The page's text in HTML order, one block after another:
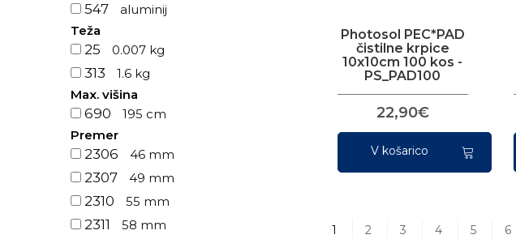
547
aluminij
Teža
25 0.007 kg
313
1.6 kg
Max. višina
690
195 cm
Premer
2306 46 mm
2307 49 mm
2310 55 mm
2311 58 mm
Photosol PEC*PAD
čistilne krpice
10x10cm 100 kos -
PS_PAD100
22,90€
V košarico
1 2 3 4 5 6